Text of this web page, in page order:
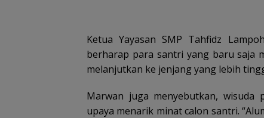
Ketua Yayasan SMP Tahfidz
berharap para santri yang baru saja
melanjutkan ke jenjang yang lebih
Marwan juga menyebutkan, wisuda
upaya menarik minat calon santri.